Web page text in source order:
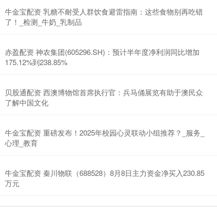
牛金宝配资 乳糖不耐受人群饮食避雷指南：这些食物别再吃错
了！_检测_牛奶_乳制品
赤盈配资 神农集团(605296.SH)：预计半年度净利润同比增加
175.12%到238.85%
贝股通配资 西澳博物馆首席执行官：兵马俑展览有助于澳民众
了解中国文化
牛金宝配资 重磅发布！2025年校园心灵联动小组推荐？_服务_
心理_教育
牛金宝配资 秦川物联（688528）8月8日主力资金净买入230.85
万元